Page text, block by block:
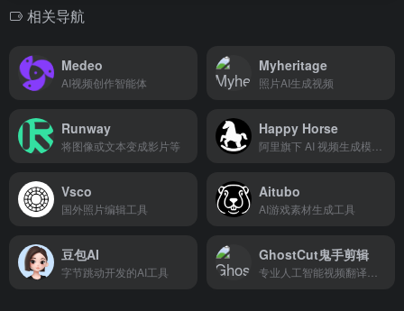
相关导航
Medeo
AI视频创作智能体
Myheritage
照片AI生成视频
Runway
将图像或文本变成影片等
Happy Horse
Vsco
国外照片编辑工具
Aitubo
AI游戏素材生成工具
豆包AI
字节跳动开发的AI工具
GhostCut鬼手剪辑